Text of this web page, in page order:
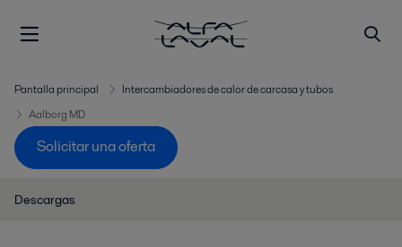
Pantalla principal
Intercambiadores de calor de carcasa y tubos
Aalborg MD
Solicitar una oferta
Descargas